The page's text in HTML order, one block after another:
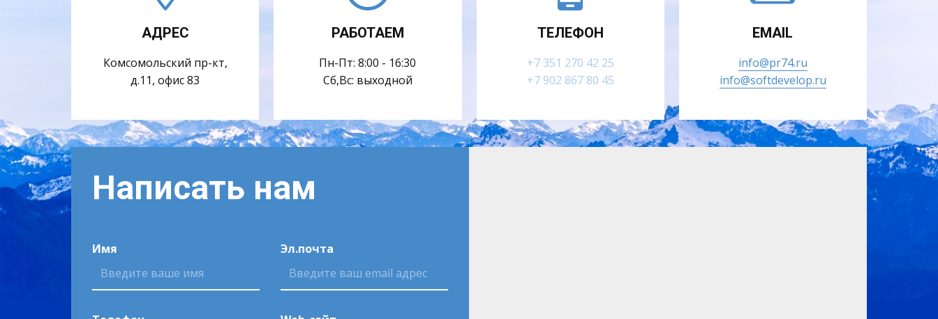
АДРЕС
Комсомольский пр-кт,
д.11, офис 83
РАБОТАЕМ
Пн-Пт: 8:00 - 16:30
Сб,Вс: выходной
ТЕЛЕФОН
+7 351 270 42 25
+7 902 867 80 45
EMAIL
info@pr74.ru
info@softdevelop.ru
Написать нам
Имя Эл.почта